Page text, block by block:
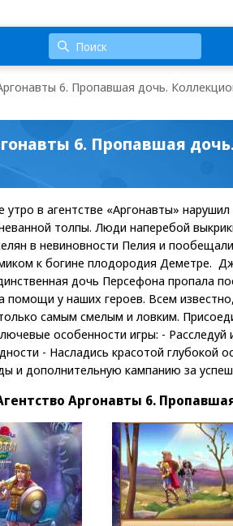
6. Пропавшая дочь.
6. Пропавшая
в агентстве «Аргонавты»
толпы. Люди наперебой
в невиновности Пелия и
к богине плодородия Деметре.
дочь Персефона пропала
помощи у наших героев. Всем
самым смелым и ловким.
особенности игры: -
- Насладись красотой глубокой
и дополнительную кампанию за
Аргонавты 6.